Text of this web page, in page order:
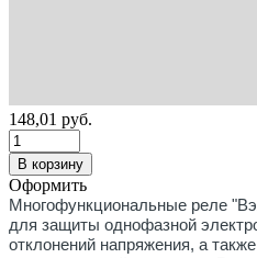
148,01 руб.
В корзину
Оформить
Многофункциональные реле
для защиты однофазной
отклонений напряжения, а